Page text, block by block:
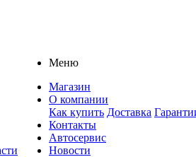
Меню
Магазин
О компании
Как купить Доставка
Контакты
Автосервис
Новости